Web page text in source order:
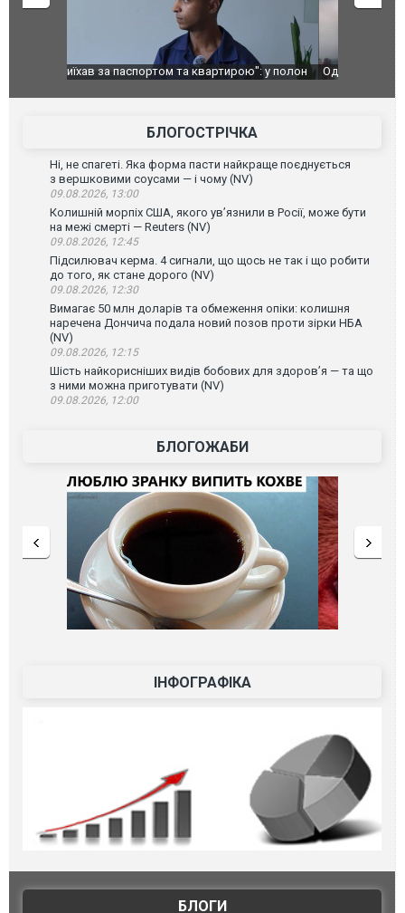
Одесу накрила потужна злива з градом та
ураганним вітром
Вже
БЛОГОСТРІЧКА
Ні, не спагеті. Яка форма пасти найкраще поєднується
з вершковими соусами — і чому (NV)
09.08.2026, 13:00
Колишній морпіх США, якого ув’язнили в Росії, може бути
на межі смерті — Reuters (NV)
09.08.2026, 12:45
Підсилювач керма. 4 сигнали, що щось не так і що робити
до того, як стане дорого (NV)
09.08.2026, 12:30
Вимагає 50 млн доларів та обмеження опіки: колишня
наречена Дончича подала новий позов проти зірки НБА
(NV)
09.08.2026, 12:15
Шість найкорисніших видів бобових для здоров’я — та що
з ними можна приготувати (NV)
09.08.2026, 12:00
БЛОГОЖАБИ
ІНФОГРАФІКА
БЛОГИ